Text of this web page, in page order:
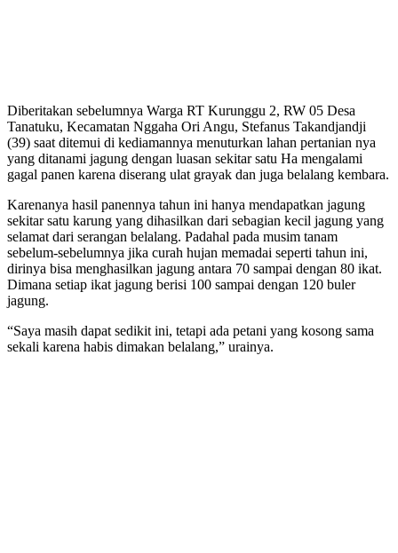
Diberitakan sebelumnya Warga RT Kurunggu 2, RW 05 Desa
Tanatuku, Kecamatan Nggaha Ori Angu, Stefanus Takandjandji
(39) saat ditemui di kediamannya menuturkan lahan pertanian nya
yang ditanami jagung dengan luasan sekitar satu Ha mengalami
gagal panen karena diserang ulat grayak dan juga belalang kembara.
Karenanya hasil panennya tahun ini hanya mendapatkan jagung
sekitar satu karung yang dihasilkan dari sebagian kecil jagung yang
selamat dari serangan belalang. Padahal pada musim tanam
sebelum-sebelumnya jika curah hujan memadai seperti tahun ini,
dirinya bisa menghasilkan jagung antara 70 sampai dengan 80 ikat.
Dimana setiap ikat jagung berisi 100 sampai dengan 120 buler
jagung.
“Saya masih dapat sedikit ini, tetapi ada petani yang kosong sama
sekali karena habis dimakan belalang,” urainya.